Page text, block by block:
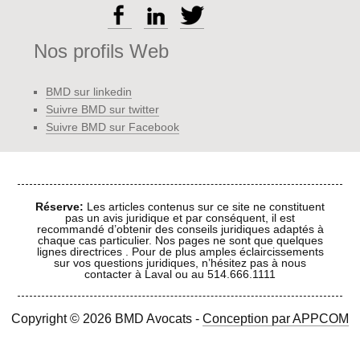
Nos profils Web
BMD sur linkedin
Suivre BMD sur twitter
Suivre BMD sur Facebook
Réserve: Les articles contenus sur ce site ne constituent
pas un avis juridique et par conséquent, il est
recommandé d’obtenir des conseils juridiques adaptés à
chaque cas particulier. Nos pages ne sont que quelques
lignes directrices . Pour de plus amples éclaircissements
sur vos questions juridiques, n’hésitez pas à nous
contacter à Laval ou au 514.666.1111
Copyright © 2026 BMD Avocats - Conception parAPPCOM